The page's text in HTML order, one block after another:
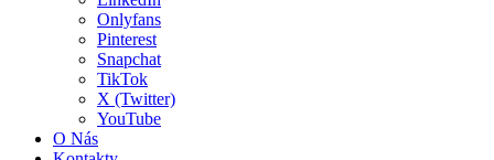
Onlyfans
Pinterest
Snapchat
TikTok
X (Twitter)
YouTube
O Nás